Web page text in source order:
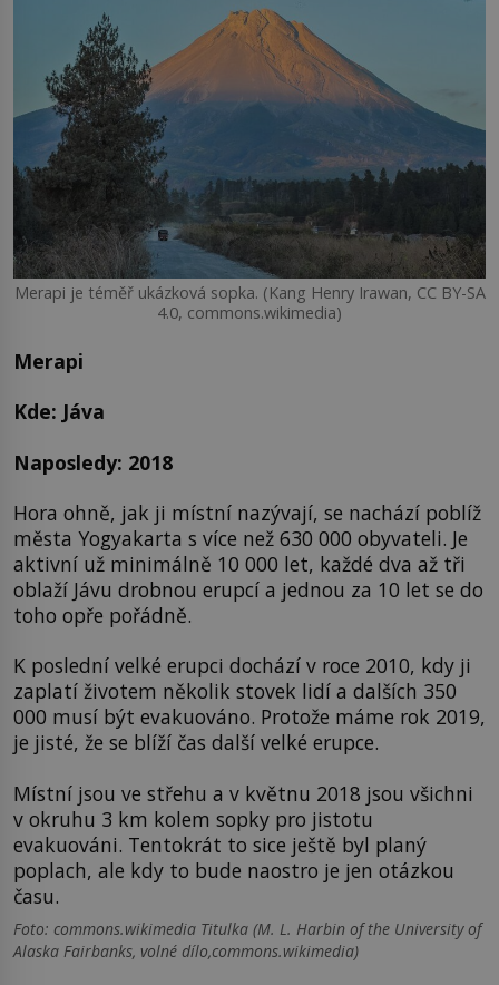
Merapi je téměř ukázková sopka. (Kang Henry Irawan, CC BY-SA
4.0, commons.wikimedia)
Merapi
Kde: Jáva
Naposledy: 2018
Hora ohně, jak ji místní nazývají, se nachází poblíž
města Yogyakarta s více než 630 000 obyvateli. Je
aktivní už minimálně 10 000 let, každé dva až tři
oblaží Jávu drobnou erupcí a jednou za 10 let se do
toho opře pořádně.
K poslední velké erupci dochází v roce 2010, kdy ji
zaplatí životem několik stovek lidí a dalších 350
000 musí být evakuováno. Protože máme rok 2019,
je jisté, že se blíží čas další velké erupce.
Místní jsou ve střehu a v květnu 2018 jsou všichni
v okruhu 3 km kolem sopky pro jistotu
evakuováni. Tentokrát to sice ještě byl planý
poplach, ale kdy to bude naostro je jen otázkou
času.
Foto: commons.wikimedia Titulka (M. L. Harbin of the University of
Alaska Fairbanks, volné dílo,commons.wikimedia)